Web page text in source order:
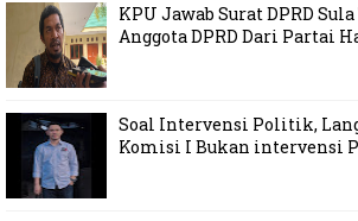
KPU Jawab Surat DPRD
Anggota DPRD Dari Partai
Soal Intervensi Politik,
Komisi I Bukan intervensi